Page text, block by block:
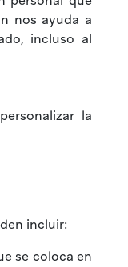
nos ayuda a
incluso al
la
incluir:
se coloca en